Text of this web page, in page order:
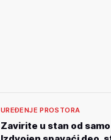
UREĐENJE PROSTORA
Zavirite u stan od